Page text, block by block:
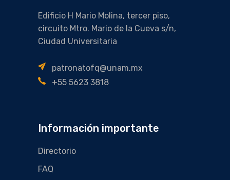
Edificio H Mario Molina, tercer piso,
circuito Mtro. Mario de la Cueva s/n,
Ciudad Universitaria
patronatofq@unam.mx
+55 5623 3818
Información importante
Directorio
FAQ